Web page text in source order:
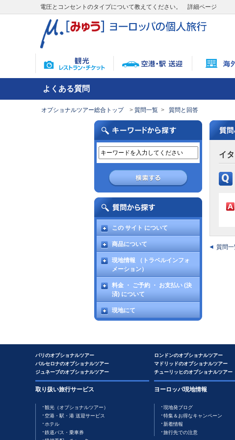
電圧とコンセントのタイプについて教えてください。 詳細ページ
よくある質問
オプショナルツアー総合トップ 質問一覧 質問と回答
この サイト について
商品について
現地情報 （トラベルインフォ
メーション）
料金 ・ ご予約 ・ お支払い (決
済) について
現地にて
イ
質問
パリのオプショナルツアー
バルセロナのオプショナルツアー
ジュネーブのオプショナルツアー
ロンドンのオプショナルツアー
マドリッドのオプショナルツアー
チューリッヒのオプショナルツアー
取り扱い旅行サービス
観光（オプショナルツアー）
空港・駅・港 送迎サービス
ホテル
鉄道バス・乗車券
ヨーロッパ現地情報
現地発ブログ
特集＆お得なキャンペーン
新着情報
旅行先での注意